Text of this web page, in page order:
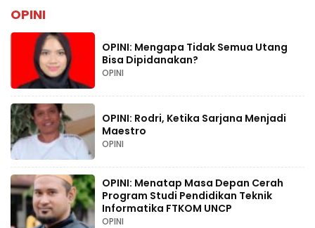
OPINI
OPINI: Mengapa Tidak Semua Utang
Bisa Dipidanakan?
OPINI
OPINI: Rodri, Ketika Sarjana Menjadi
Maestro
OPINI
OPINI: Menatap Masa Depan Cerah
Program Studi Pendidikan Teknik
Informatika FTKOM UNCP
OPINI